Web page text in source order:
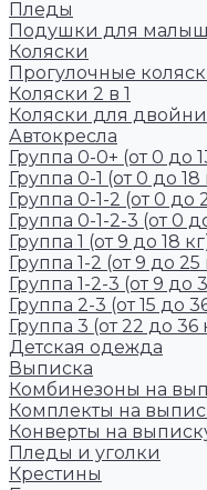
Пледы
Подушки для
Коляски
Прогулочные
Коляски 2 в 1
Коляски для
Автокресла
Группа 0-0+ (от 0 до
Группа 0-1 (от 0 до 18
Группа 0-1-2 (от 0 до
Группа 0-1-2-3 (от 0
Группа 1 (от 9 до 18
Группа 1-2 (от 9 до 25
Группа 1-2-3 (от 9 до
Группа 2-3 (от 15 до
Группа 3 (от 22 до 36
Детская одежда
Выписка
Комбинезоны на
Комплекты на
Конверты на
Пледы и уголки
Крестины